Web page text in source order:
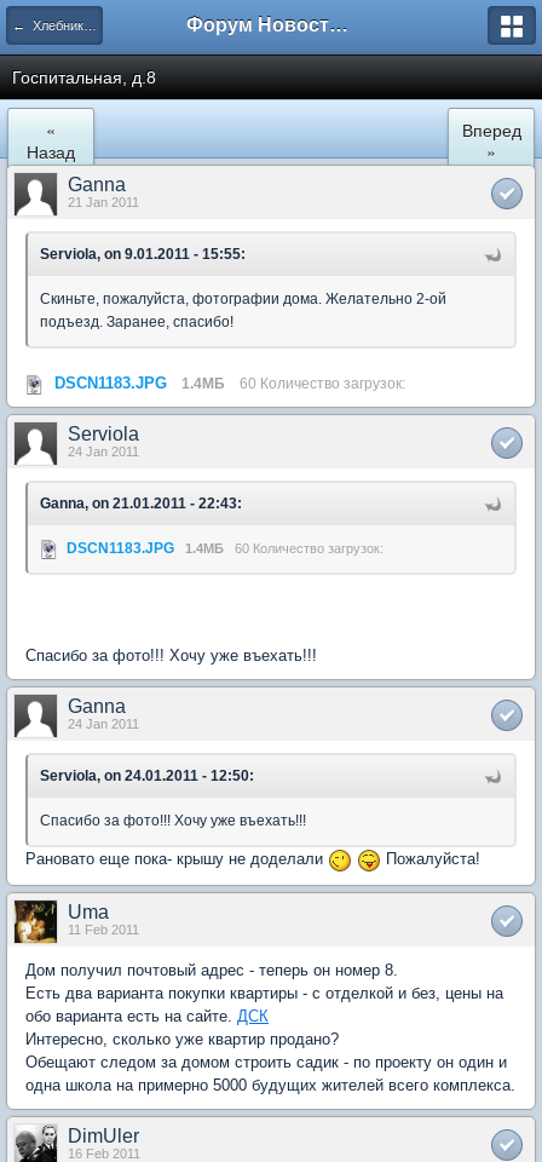
← Хлебниково Форум Новостройки
Госпитальная, д.8
«
Назад
Вперед
»
Ganna
21 Jan 2011
Serviola, on 9.01.2011 - 15:55:
Скиньте, пожалуйста, фотографии дома. Желательно 2-ой
подъезд. Заранее, спасибо!
DSCN1183.JPG 1.4МБ 60 Количество загрузок:
Serviola
24 Jan 2011
Ganna, on 21.01.2011 - 22:43:
DSCN1183.JPG 1.4МБ 60 Количество загрузок:
Спасибо за фото!!! Хочу уже въехать!!!
Ganna
24 Jan 2011
Serviola, on 24.01.2011 - 12:50:
Спасибо за фото!!! Хочу уже въехать!!!
Рановато еще пока- крышу не доделали Пожалуйста!
Uma
11 Feb 2011
Дом получил почтовый адрес - теперь он номер 8.
Есть два варианта покупки квартиры - с отделкой и без, цены на
обо варианта есть на сайте. ДСК
Интересно, сколько уже квартир продано?
Обещают следом за домом строить садик - по проекту он один и
одна школа на примерно 5000 будущих жителей всего комплекса.
DimUler
16 Feb 2011